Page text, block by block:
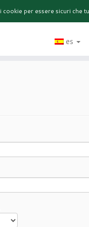
HOME
es
cookie per essere sicuri che